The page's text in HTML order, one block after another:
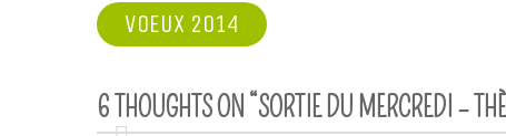
NAVIGATION
L’ARTICLE
VOEUX 2014
6 THOUGHTS ON “ SORTIE DU MERCREDI –